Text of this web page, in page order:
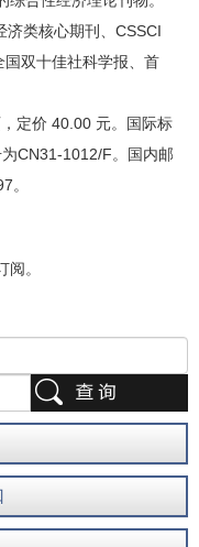
济类核心期刊、CSSCI
国双十佳社科学报、首
定价 40.00 元。国际标
CN31-1012/F。国内邮
。
。